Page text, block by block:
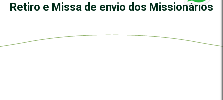
Retiro e Missa de envio dos Missionários